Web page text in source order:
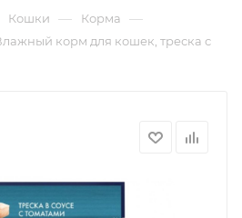
Кошки — Корма —
корм для кошек, треска с